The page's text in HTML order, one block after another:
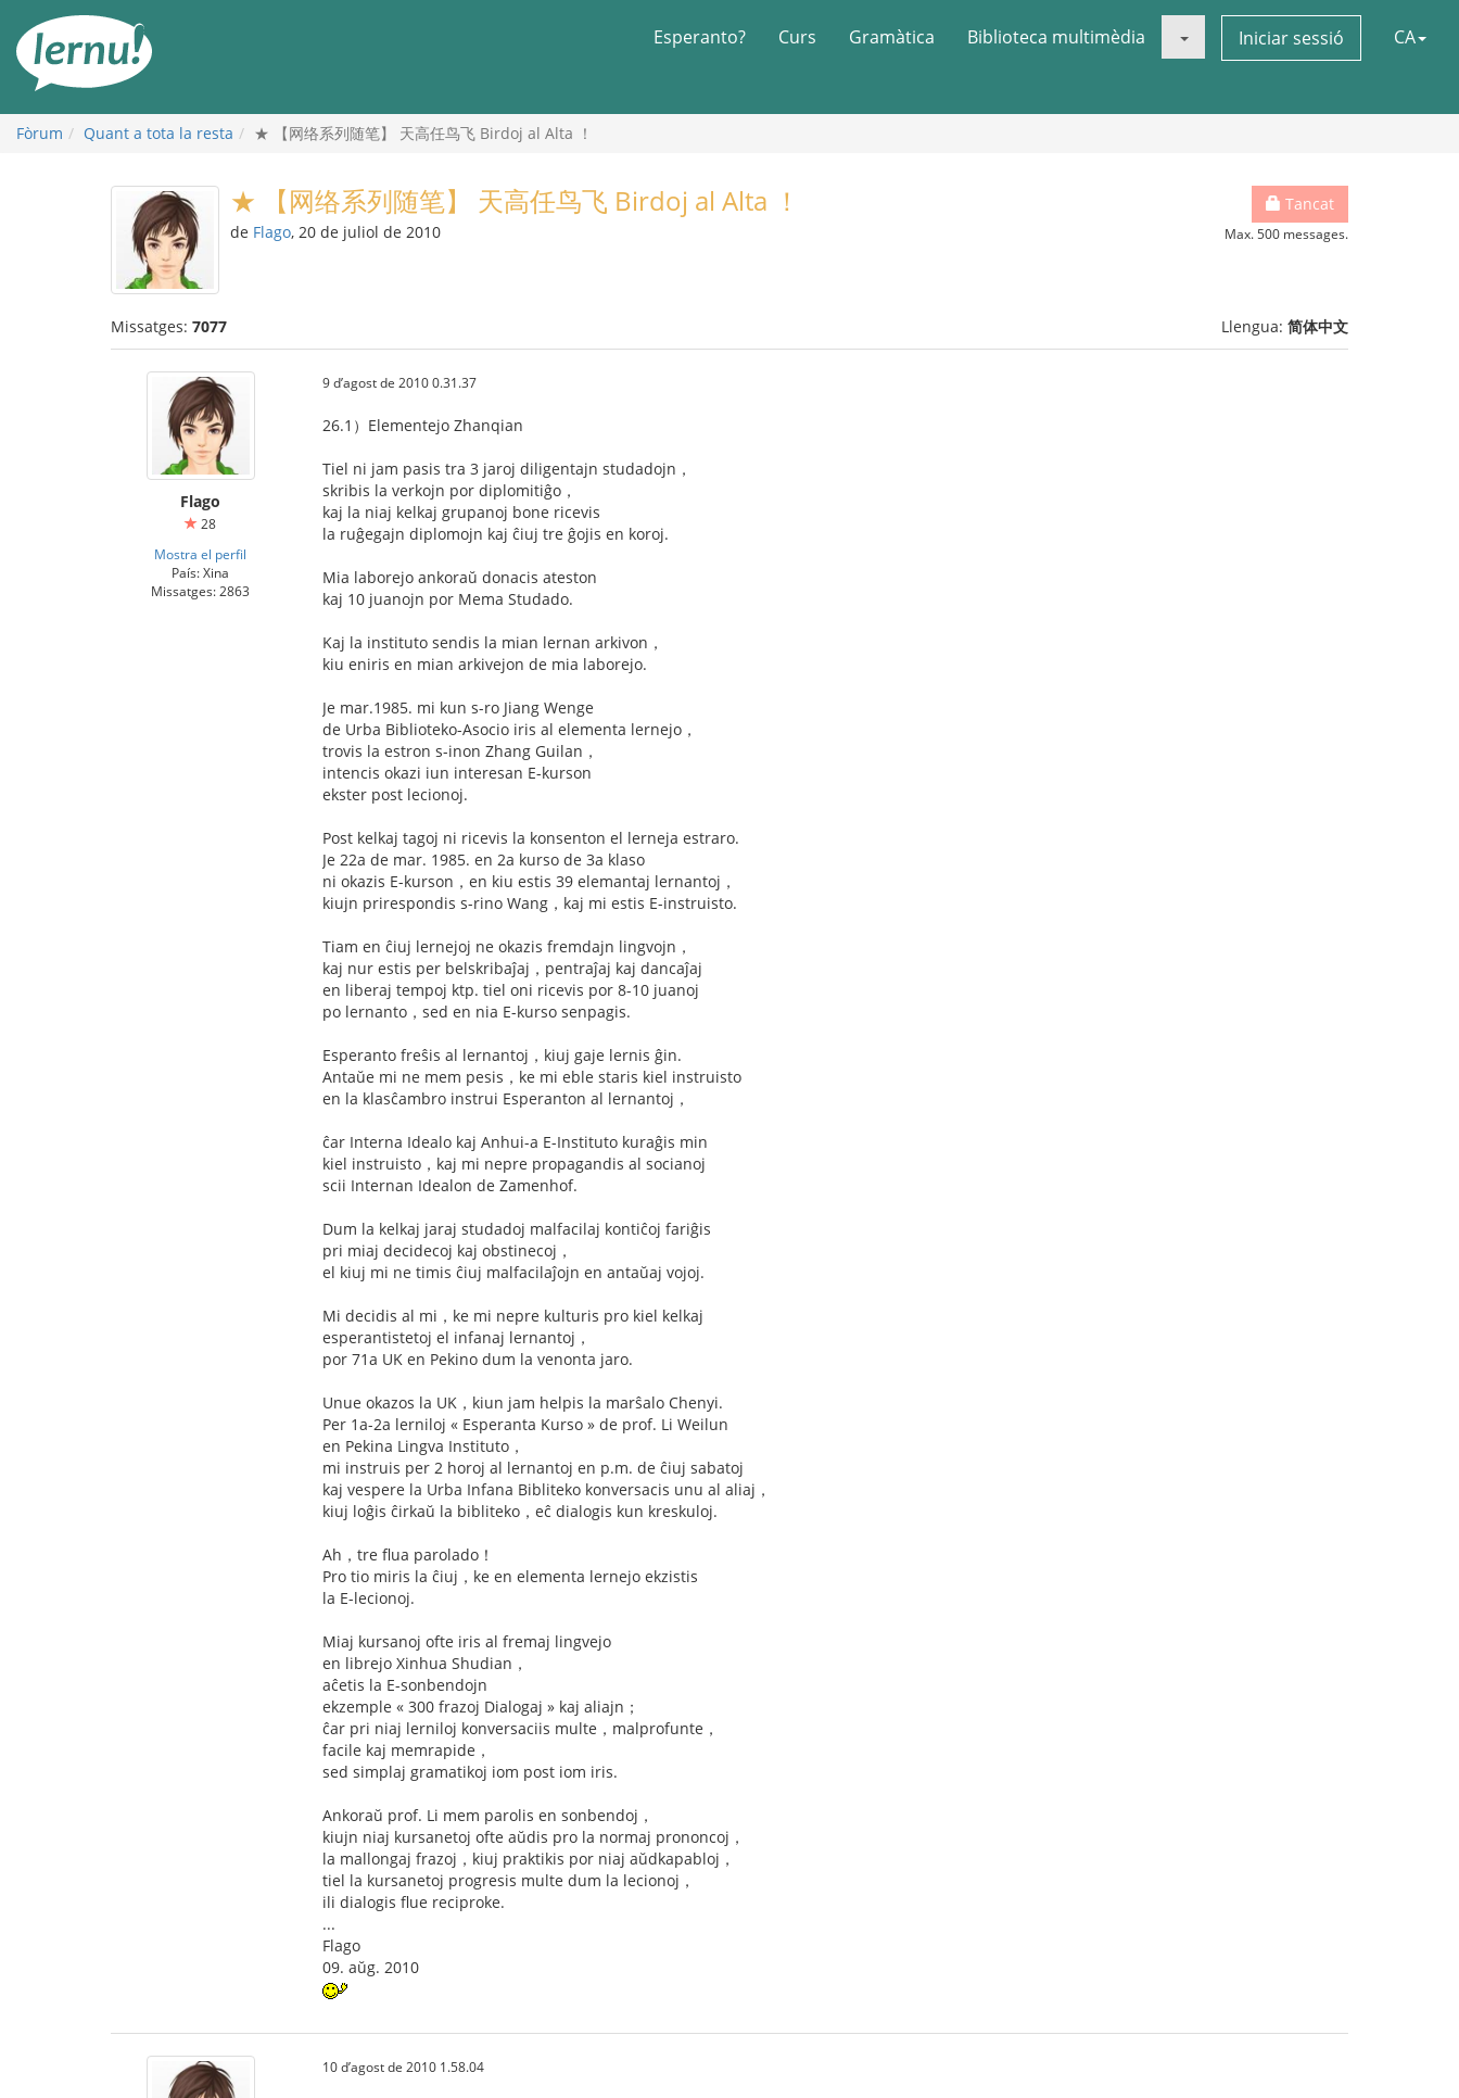
contingut
Esperanto? Curs Gramàtica Biblioteca multimèdia Iniciar sessió CA
Fòrum Quant a tota la resta ★ 【网络系列随笔】 天高任鸟飞 Birdoj al Alta ！
Tancat
Max. 500 messages.
★ 【网络系列随笔】 天高任鸟飞 Birdoj al Alta ！
de Flago, 20 de juliol de 2010
Missatges: 7077 Llengua: 简体中文
Flago
28
Mostra el perfil
País: Xina
Missatges: 2863
9 d’agost de 2010 0.31.37
26.1）Elementejo Zhanqian
Tiel ni jam pasis tra 3 jaroj diligentajn studadojn，
skribis la verkojn por diplomitiĝo，
kaj la niaj kelkaj grupanoj bone ricevis
la ruĝegajn diplomojn kaj ĉiuj tre ĝojis en koroj.
Mia laborejo ankoraŭ donacis ateston
kaj 10 juanojn por Mema Studado.
Kaj la instituto sendis la mian lernan arkivon，
kiu eniris en mian arkivejon de mia laborejo.
Je mar.1985. mi kun s-ro Jiang Wenge
de Urba Biblioteko-Asocio iris al elementa lernejo，
trovis la estron s-inon Zhang Guilan，
intencis okazi iun interesan E-kurson
ekster post lecionoj.
Post kelkaj tagoj ni ricevis la konsenton el lerneja estraro.
Je 22a de mar. 1985. en 2a kurso de 3a klaso
ni okazis E-kurson，en kiu estis 39 elemantaj lernantoj，
kiujn prirespondis s-rino Wang，kaj mi estis E-instruisto.
Tiam en ĉiuj lernejoj ne okazis fremdajn lingvojn，
kaj nur estis per belskribaĵaj，pentraĵaj kaj dancaĵaj
en liberaj tempoj ktp. tiel oni ricevis por 8-10 juanoj
po lernanto，sed en nia E-kurso senpagis.
Esperanto freŝis al lernantoj，kiuj gaje lernis ĝin.
Antaŭe mi ne mem pesis，ke mi eble staris kiel instruisto
en la klasĉambro instrui Esperanton al lernantoj，
ĉar Interna Idealo kaj Anhui-a E-Instituto kuraĝis min
kiel instruisto，kaj mi nepre propagandis al socianoj
scii Internan Idealon de Zamenhof.
Dum la kelkaj jaraj studadoj malfacilaj kontiĉoj fariĝis
pri miaj decidecoj kaj obstinecoj，
el kiuj mi ne timis ĉiuj malfacilaĵojn en antaŭaj vojoj.
Mi decidis al mi，ke mi nepre kulturis pro kiel kelkaj
esperantistetoj el infanaj lernantoj，
por 71a UK en Pekino dum la venonta jaro.
Unue okazos la UK，kiun jam helpis la marŝalo Chenyi.
Per 1a-2a lerniloj « Esperanta Kurso » de prof. Li Weilun
en Pekina Lingva Instituto，
mi instruis per 2 horoj al lernantoj en p.m. de ĉiuj sabatoj
kaj vespere la Urba Infana Bibliteko konversacis unu al aliaj，
kiuj loĝis ĉirkaŭ la bibliteko，eĉ dialogis kun kreskuloj.
Ah，tre flua parolado！
Pro tio miris la ĉiuj，ke en elementa lernejo ekzistis
la E-lecionoj.
Miaj kursanoj ofte iris al fremaj lingvejo
en librejo Xinhua Shudian，
aĉetis la E-sonbendojn
ekzemple « 300 frazoj Dialogaj » kaj aliajn；
ĉar pri niaj lerniloj konversaciis multe，malprofunte，
facile kaj memrapide，
sed simplaj gramatikoj iom post iom iris.
Ankoraŭ prof. Li mem parolis en sonbendoj，
kiujn niaj kursanetoj ofte aŭdis pro la normaj prononcoj，
la mallongaj frazoj，kiuj praktikis por niaj aŭdkapabloj，
tiel la kursanetoj progresis multe dum la lecionoj，
ili dialogis flue reciproke.
...
Flago
09. aŭg. 2010
10 d’agost de 2010 1.58.04